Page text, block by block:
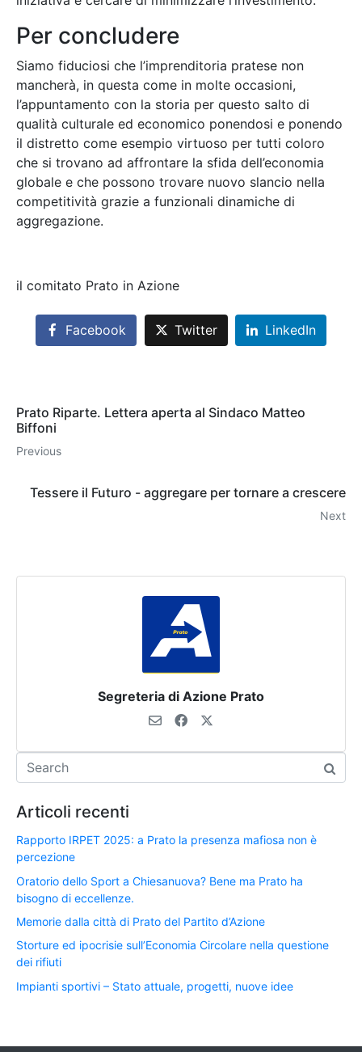
Per concludere
Siamo fiduciosi che l’imprenditoria pratese non
mancherà, in questa come in molte occasioni,
l’appuntamento con la storia per questo salto di
qualità culturale ed economico ponendosi e ponendo
il distretto come esempio virtuoso per tutti coloro
che si trovano ad affrontare la sfida dell’economia
globale e che possono trovare nuovo slancio nella
competitività grazie a funzionali dinamiche di
aggregazione.
il comitato Prato in Azione
Facebook Twitter LinkedIn
Prato Riparte. Lettera aperta al Sindaco Matteo
Biffoni
Previous
Tessere il Futuro - aggregare per tornare a crescere
Next
Segreteria di Azione Prato
Articoli recenti
Rapporto IRPET 2025: a Prato la presenza mafiosa non è
percezione
Oratorio dello Sport a Chiesanuova? Bene ma Prato ha
bisogno di eccellenze.
Memorie dalla città di Prato del Partito d’Azione
Storture ed ipocrisie sull’Economia Circolare nella questione
dei rifiuti
Impianti sportivi – Stato attuale, progetti, nuove idee